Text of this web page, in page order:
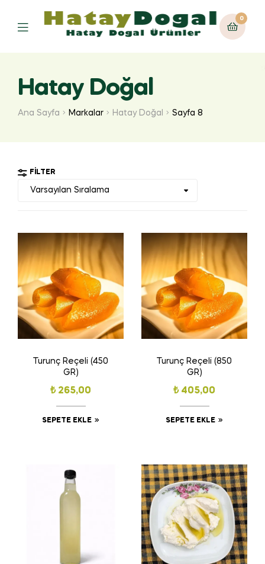
0
Hatay Doğal
Ana Sayfa Markalar Hatay Doğal Sayfa 8
FILTER
Turunç Reçeli (450
GR)
₺265,00
SEPETE EKLE
Turunç Reçeli (850
GR)
₺405,00
SEPETE EKLE